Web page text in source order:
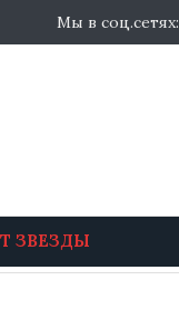
Мы в соц.сетях:
ЗВЕЗДЫ